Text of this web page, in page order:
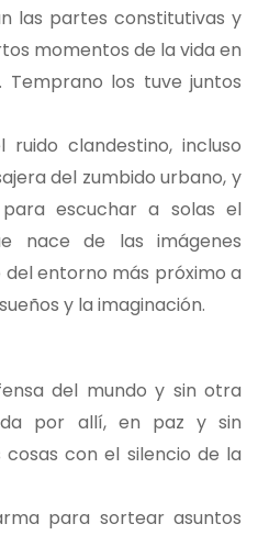
las partes constitutivas y
momentos de la vida en
Temprano los tuve juntos
clandestino, incluso
del zumbido urbano, y
escuchar a solas el
nace de las imágenes
entorno más próximo a
y la imaginación.
del mundo y sin otra
por allí, en paz y sin
con el silencio de la
para sortear asuntos